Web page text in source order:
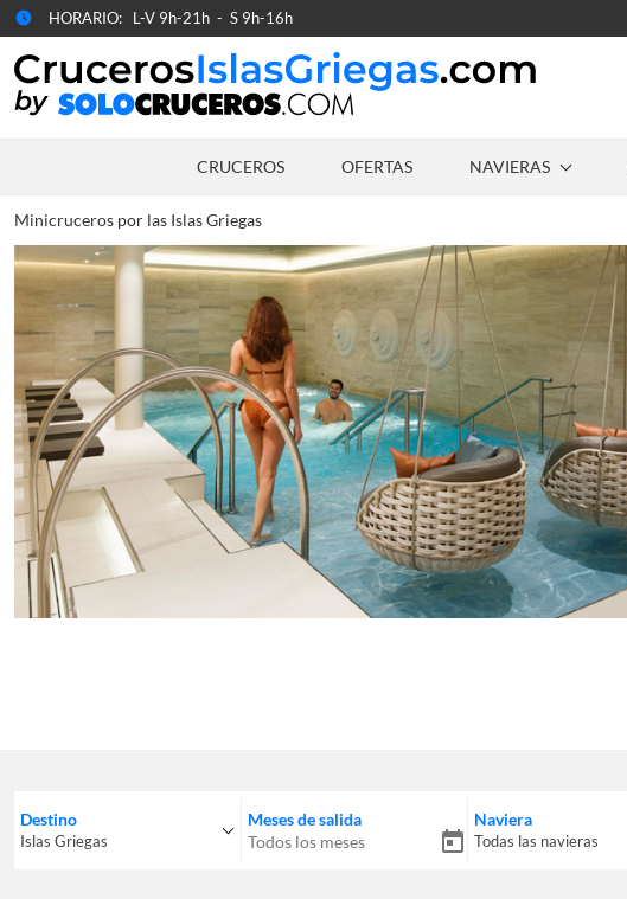
HORARIO: L-V 9h-21h - S 9h-16h
CRUCEROS OFERTAS NAVIERAS
Minicruceros por las Islas Griegas
Destino
Islas Griegas
Meses de salida Naviera
Todas las navieras